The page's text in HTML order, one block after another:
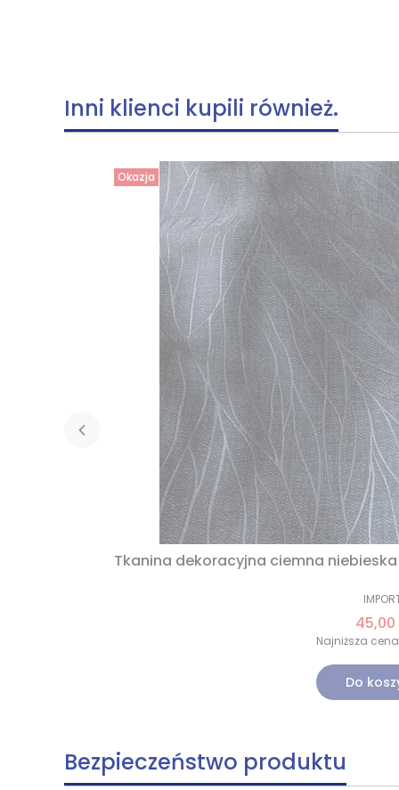
Inni klienci kupili również.
Okazja
Tkanina dekoracyjna ciemna niebieska
45,00
Najniższa
Do
Bezpieczeństwo produktu